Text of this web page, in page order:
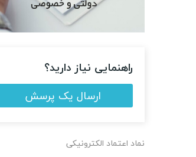
راهنمایی نیاز دارید؟
ارسال یک پرسش
نماد اعتماد الکترونیکی